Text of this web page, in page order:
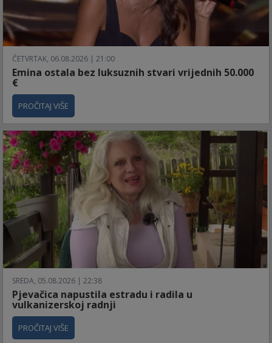
ČETVRTAK, 06.08.2026 | 21:00
Emina ostala bez luksuznih stvari vrijednih 50.000
€
PROČITAJ VIŠE
SREDA, 05.08.2026 | 22:38
Pjevačica napustila estradu i radila u
vulkanizerskoj radnji
PROČITAJ VIŠE